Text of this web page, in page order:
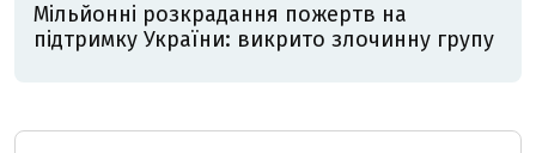
Мільйонні розкрадання пожертв на
підтримку України: викрито злочинну групу